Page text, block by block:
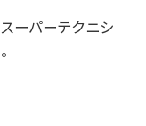
ーパーテクニシ